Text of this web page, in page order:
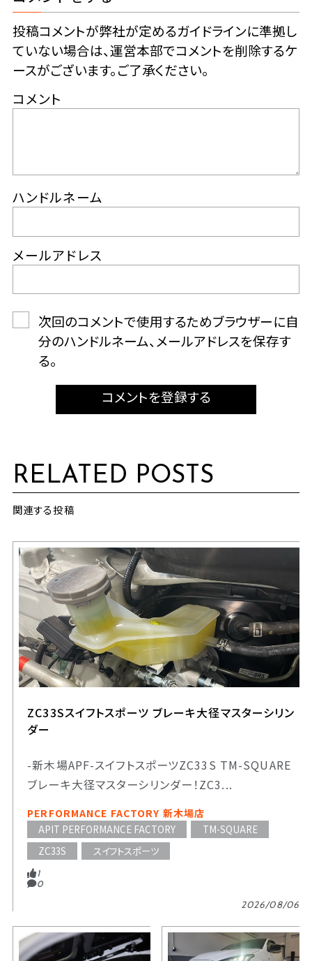
投稿コメントが弊社が定めるガイドラインに準拠し
ていない場合は、運営本部でコメントを削除するケ
ースがございます。ご了承ください。
コメント
ハンドルネーム
メールアドレス
次回のコメントで使用するためブラウザーに自
分のハンドルネーム、メールアドレスを保存す
る。
コメントを登録する
RELATED POSTS
関連する投稿
2026/08/06
ZC33Sスイフトスポーツ ブレーキ大径マスターシリン
ダー
-新木場APF-スイフトスポーツZC33S TM-SQUARE
ブレーキ大径マスターシリンダー！ZC3...
PERFORMANCE FACTORY 新木場店
APIT PERFORMANCE FACTORY
TM-SQUARE
ZC33S
スイフトスポーツ
1
0